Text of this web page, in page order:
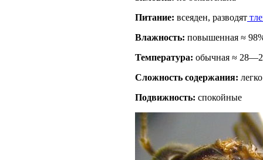
Питание: всеяден, разводят
Влажность: повышенная ≈
Температура: обычная ≈
Сложность содержания: легко
Подвижность: спокойные